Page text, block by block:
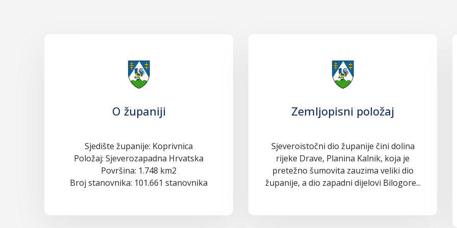
O županiji
Sjedište županije: Koprivnica
Položaj: Sjeverozapadna Hrvatska
Površina: 1.748 km2
Broj stanovnika: 101.661 stanovnika
Zemljopisni položaj
Sjeveroistočni dio županije čini dolina
rijeke Drave, Planina Kalnik, koja je
pretežno šumovita zauzima veliki dio
županije, a dio zapadni dijelovi Bilogore...